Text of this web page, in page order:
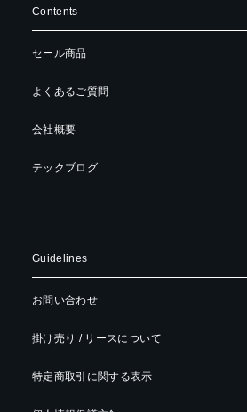
Contents
セール商品
よくあるご質問
会社概要
テックブログ
Guidelines
お問い合わせ
掛け売り / リースについて
特定商取引に関する表示